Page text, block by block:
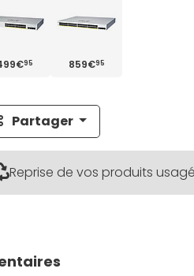
95 859€95
Partager
Reprise de vos produits